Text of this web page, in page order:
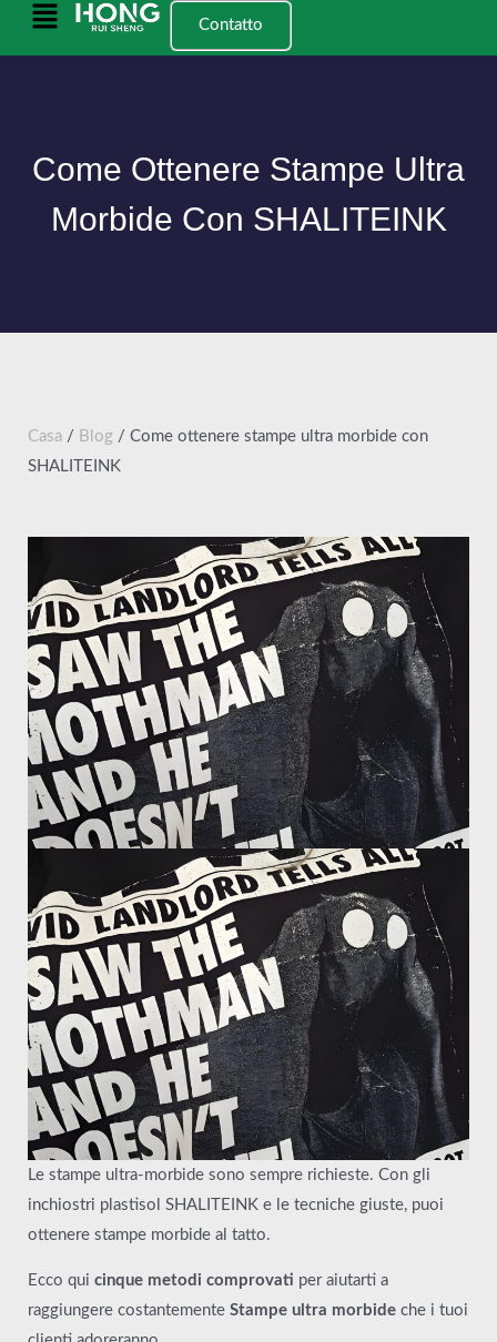
Menu
Contatto
Come Ottenere Stampe Ultra
Morbide Con SHALITEINK
Casa / Blog / Come ottenere stampe ultra morbide con
SHALITEINK
Le stampe ultra-morbide sono sempre richieste. Con gli
inchiostri plastisol SHALITEINK e le tecniche giuste, puoi
ottenere stampe morbide al tatto.
Ecco qui cinque metodi comprovati per aiutarti a
raggiungere costantemente Stampe ultra morbide che i tuoi